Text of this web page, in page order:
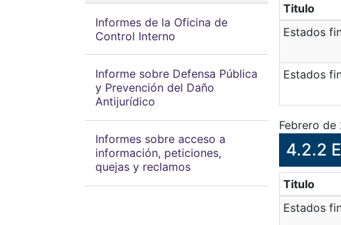
Informes de la Oficina de
Control Interno
Informe sobre Defensa Pública
y Prevención del Daño
Antijurídico
Informes sobre acceso a
información, peticiones,
quejas y reclamos
Titulo
Estados
Estados
Febrero de
4.2.2
Titulo
Estados